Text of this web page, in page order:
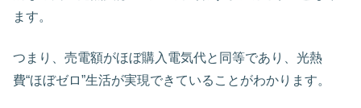
ます。
つまり、売電額がほぼ購入電気代と同等であり、光熱
費“ほぼゼロ”生活が実現できていることがわかります。